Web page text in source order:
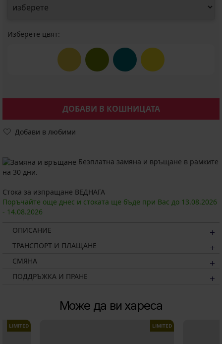
Изберете цвят:
ДОБАВИ В КОШНИЦАТА
Добави в любими
Безплатна замяна и връщане в рамките
на 30 дни.
Стока за изпращане ВЕДНАГА
Поръчайте още днес и стоката ще бъде при Вас до 13.08.2026
- 14.08.2026
ОПИСАНИЕ
ТРАНСПОРТ И ПЛАЩАНЕ
СМЯНА
ПОДДРЪЖКА И ПРАНЕ
Може да ви хареса
LIMITED LIMITED